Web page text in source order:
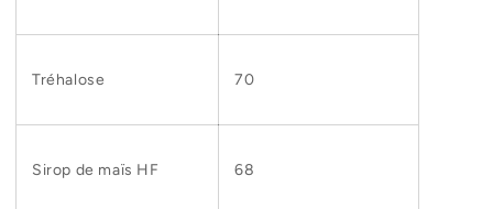
Tréhalose 70
Sirop de maïs HF 68